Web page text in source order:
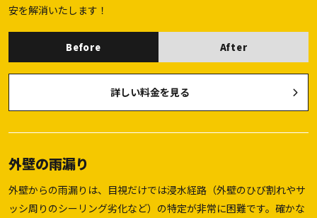
安を解消いたします！
Before After
詳しい料金を見る
外壁の雨漏り
外壁からの雨漏りは、目視だけでは浸水経路（外壁のひび割れやサ
ッシ周りのシーリング劣化など）の特定が非常に困難です。確かな